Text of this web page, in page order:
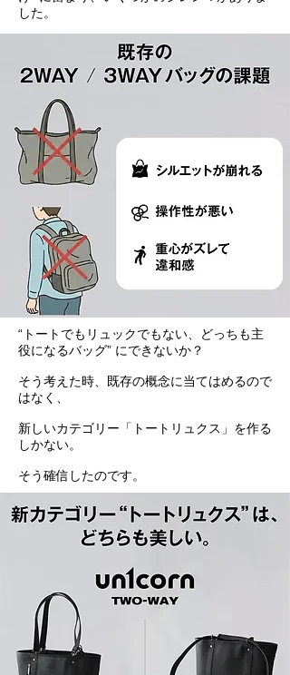
した。
“トートでもリュックでもない、どっちも主
役になるバッグ” にできないか？
そう考えた時、既存の概念に当てはめるので
はなく、
新しいカテゴリー「トートリュクス」を作る
しかない。
そう確信したのです。